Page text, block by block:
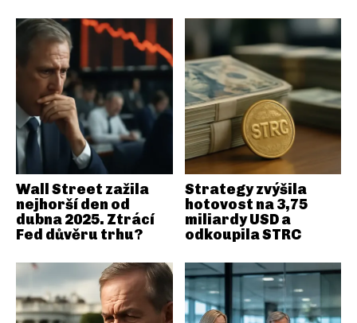
Wall Street zažila
nejhorší den od
dubna 2025. Ztrácí
Fed důvěru trhu?
Strategy zvýšila
hotovost na 3,75
miliardy USD a
odkoupila STRC